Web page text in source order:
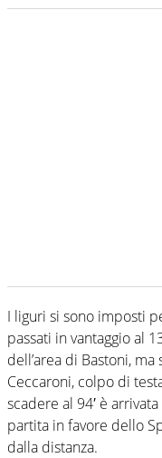
I liguri si sono imposti
passati in vantaggio al
dell’area di Bastoni,
Ceccaroni, colpo di
scadere al 94′ è
partita in favore dello
dalla distanza.